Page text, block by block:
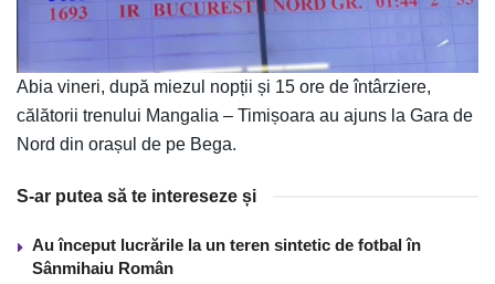
Abia vineri, după miezul nopții și 15 ore de întârziere,
călătorii trenului Mangalia – Timișoara au ajuns la Gara de
Nord din orașul de pe Bega.
S-ar putea să te intereseze și
Au început lucrările la un teren sintetic de fotbal în
Sânmihaiu Român